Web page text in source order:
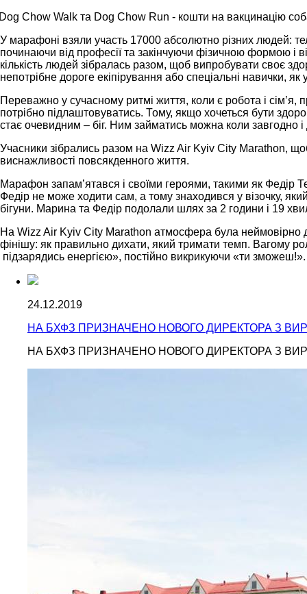
Chow Walk та Dog Chow Run - кошти на вакцинацію
У марафоні взяли участь 17000 абсолютно різних людей:
починаючи від професії та закінчуючи фізичною формою і
кількість людей зібралась разом, щоб випробувати своє
непотрібне дороге екіпірування або спеціальні навички, як
Переважно у сучасному ритмі життя, коли є робота і
потрібно підлаштовуватись. Тому, якщо хочеться бути
стає очевидним – біг. Ним займатись можна коли завгодно і
Учасники зібрались разом на Wizz Air Kyiv City Marathon,
виснажливості повсякденного життя.
Марафон запам’ятався і своїми героями, такими як Федір
Федір не може ходити сам, а тому знаходився у візочку,
бігуни. Марина та Федір подолали шлях за 2 години і 19
На Wizz Air Kyiv City Marathon атмосфера була неймовірно
фінішу: як правильно дихати, який тримати темп. Вагому
підзарядись енергією», постійно викрикуючи «ти зможеш!».
24.12.2019
НА БХФЗ ПРИЗНАЧЕНО НОВОГО ДИРЕКТОРА З
НА БХФЗ ПРИЗНАЧЕНО НОВОГО ДИРЕКТОРА З